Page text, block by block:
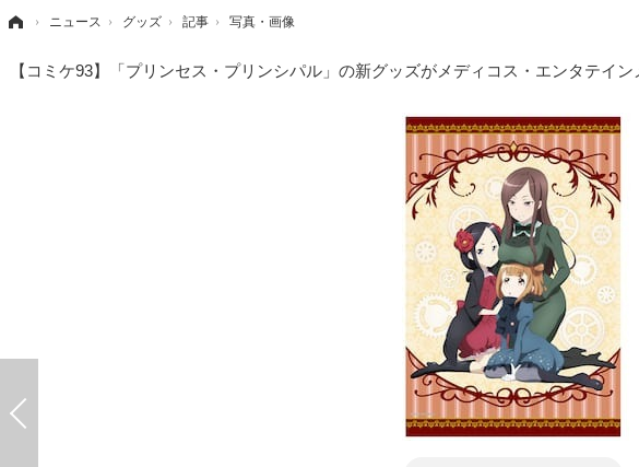
› ニュース › グッズ › 記事 › 写真・画像
【コミケ93】「プリンセス・プリンシパル」の新グッズがメディコス・エンタテイ